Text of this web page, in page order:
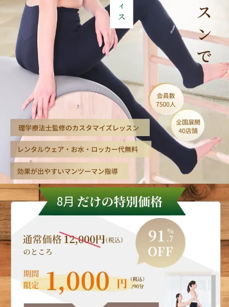
わたし専用のレッスンで理想の体に
8月